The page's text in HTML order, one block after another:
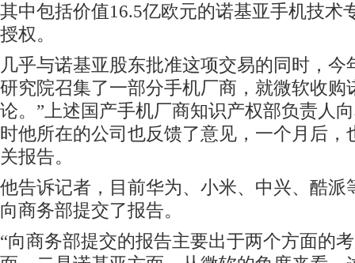
其中包括价值16.5亿欧元的诺基亚手机技术
授权。
几乎与诺基亚股东批准这项交易的同时，今
研究院召集了一部分手机厂商，就微软收购
论。”上述国产手机厂商知识产权部负责人
时他所在的公司也反馈了意见，一个月后，
关报告。
他告诉记者，目前华为、小米、中兴、酷派
向商务部提交了报告。
“向商务部提交的报告主要出于两个方面的